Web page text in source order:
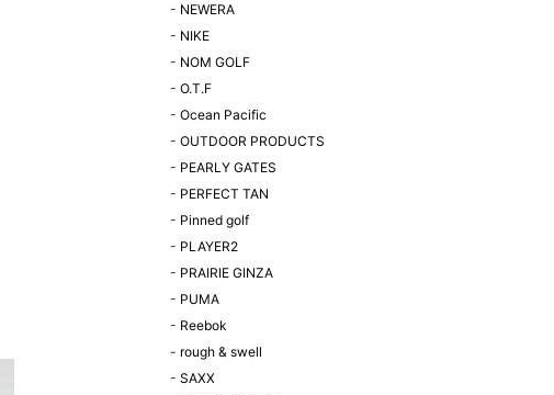
- NEWERA
- NIKE
- NOM GOLF
- O.T.F
- Ocean Pacific
- OUTDOOR PRODUCTS
- PEARLY GATES
- PERFECT TAN
- Pinned golf
- PLAYER2
- PRAIRIE GINZA
- PUMA
- Reebok
- rough & swell
- SAXX